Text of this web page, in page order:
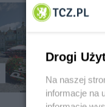
Drogi
Na naszej
informacje na